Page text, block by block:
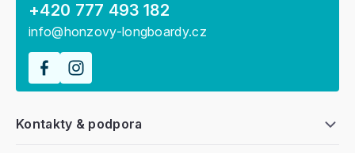
Kontakty & podpora
+420 777 493 182
info@honzovy-longboardy.cz